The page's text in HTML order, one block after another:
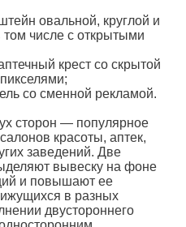
овальной, круглой и
числе с открытыми
крест со скрытой
со сменной рекламой.
сторон — популярное
красоты, аптек,
заведений. Две
вывеску на фоне
и повышают ее
в разных
двустороннего